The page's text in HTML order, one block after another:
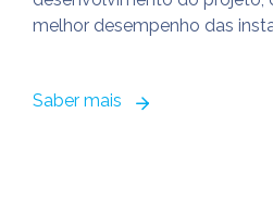
melhor desempenho das
Saber mais